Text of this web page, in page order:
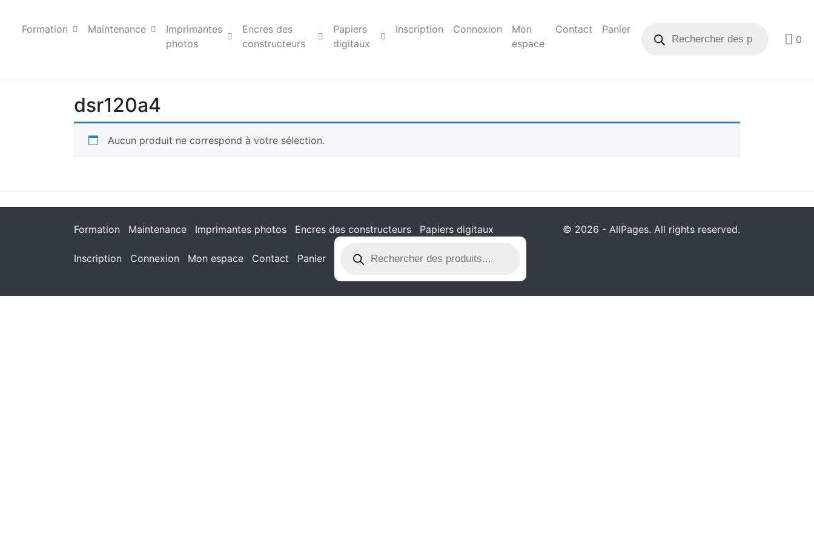
Formation Maintenance
Imprimantes
photos
Encres des
constructeurs
Papiers
digitaux
Inscription Connexion
Mon
espace
Contact
Panier
0
dsr120a4
Aucun produit ne correspond à votre sélection.
Formation Maintenance Imprimantes photos Encres des constructeurs Papiers digitaux
Inscription Connexion Mon espace Contact Panier
© 2026 - AllPages. All rights reserved.